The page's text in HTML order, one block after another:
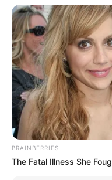
έρευνες
Δείτε όλες τις
τον Κόσμο, τη στιγμή
BRAINBERRIES
The Fatal Illness She